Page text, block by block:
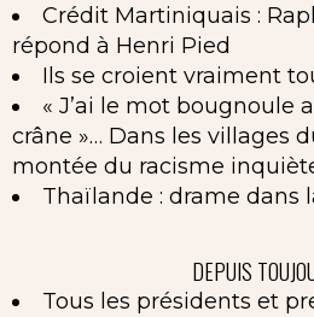
Crédit Martiniquais :
répond à Henri Pied
Ils se croient vraiment
« J’ai le mot bougnoule
crâne »… Dans les villages
montée du racisme
Thaïlande : drame dans
DEPUIS
Tous les présidents et